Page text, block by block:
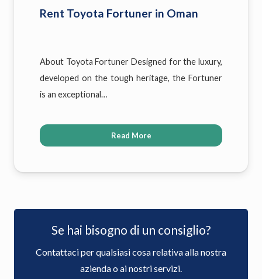
Rent Toyota Fortuner in Oman
About Toyota Fortuner Designed for the luxury,
developed on the tough heritage, the Fortuner
is an exceptional…
Read More
Se hai bisogno di un consiglio?
Contattaci per qualsiasi cosa relativa alla nostra
azienda o ai nostri servizi.